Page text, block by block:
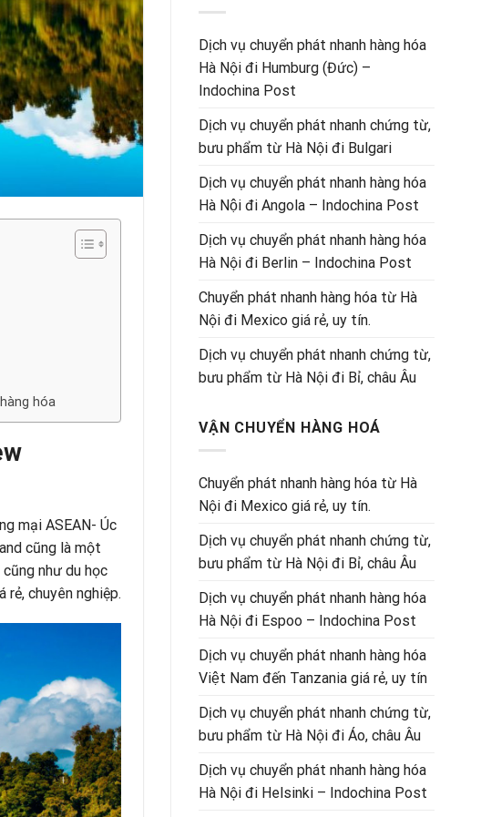
hóa
mại ASEAN- Úc
cũng là một
như du học
chuyên nghiệp.
Dịch vụ chuyển phát nhanh hàng hóa
Hà Nội đi Humburg (Đức) –
Indochina Post
Dịch vụ chuyển phát nhanh chứng từ,
bưu phẩm từ Hà Nội đi Bulgari
Dịch vụ chuyển phát nhanh hàng hóa
Hà Nội đi Angola – Indochina Post
Dịch vụ chuyển phát nhanh hàng hóa
Hà Nội đi Berlin – Indochina Post
Chuyển phát nhanh hàng hóa từ Hà
Nội đi Mexico giá rẻ, uy tín.
Dịch vụ chuyển phát nhanh chứng từ,
bưu phẩm từ Hà Nội đi Bỉ, châu Âu
VẬN CHUYỂN HÀNG HOÁ
Chuyển phát nhanh hàng hóa từ Hà
Nội đi Mexico giá rẻ, uy tín.
Dịch vụ chuyển phát nhanh chứng từ,
bưu phẩm từ Hà Nội đi Bỉ, châu Âu
Dịch vụ chuyển phát nhanh hàng hóa
Hà Nội đi Espoo – Indochina Post
Dịch vụ chuyển phát nhanh hàng hóa
Việt Nam đến Tanzania giá rẻ, uy tín
Dịch vụ chuyển phát nhanh chứng từ,
bưu phẩm từ Hà Nội đi Áo, châu Âu
Dịch vụ chuyển phát nhanh hàng hóa
Hà Nội đi Helsinki – Indochina Post